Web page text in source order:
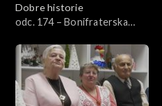
Dobre historie
odc. 174 – Bonifraterska